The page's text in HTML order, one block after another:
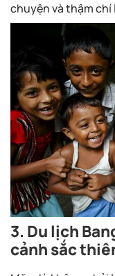
chuyện và thậm chí
3. Du lịch
cảnh sắc